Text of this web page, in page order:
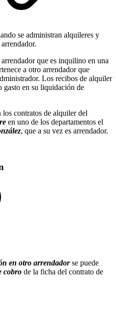
se administran alquileres y
que es inquilino en una
a otro arrendador que
Los recibos de alquiler
gasto en su liquidación de
los contratos de alquiler del
en uno de los departamentos el
, que a su vez es arrendador.
en otro arrendadorse puede
cobro de la ficha del contrato de